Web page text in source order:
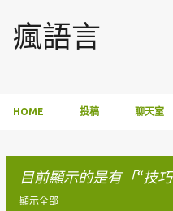
瘋語言
HOME 投稿 聊天室
目前顯示的是有「 技巧
顯示全部